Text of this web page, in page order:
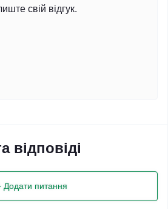
свій відгук.
відповіді
Додати питання